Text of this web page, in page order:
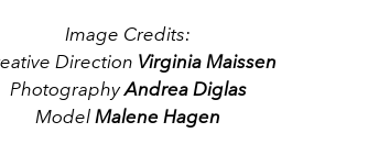
Image Credits:
Direction Virginia Maissen
PhotographyAndrea Diglas
Model Malene Hagen